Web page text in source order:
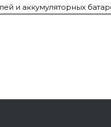
и аккумуляторных